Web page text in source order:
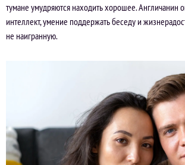
тумане умудряются находить хорошее. Англичанин
интеллект, умение поддержать беседу и
не наигранную.